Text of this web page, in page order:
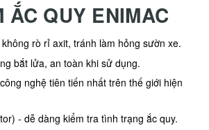
QUY ENIMAC
rò rỉ axit, tránh làm hỏng sườn xe.
bắt lửa, an toàn khi sử dụng.
nghệ tiên tiến nhất trên thế giới hiện
- dễ dàng kiểm tra tình trạng ắc quy.